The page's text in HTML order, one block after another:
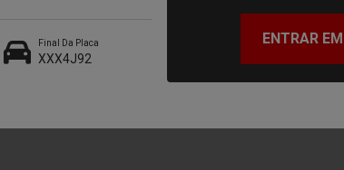
ENTRAR
Final Da Placa
XXX4J92